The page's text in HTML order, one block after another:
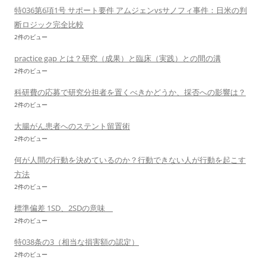
特036第6項1号 サポート要件 アムジェンvsサノフィ事件：日米の判
断ロジック完全比較
2件のビュー
practice gap とは？研究（成果）と臨床（実践）との間の溝
2件のビュー
科研費の応募で研究分担者を置くべきかどうか、採否への影響は？
2件のビュー
大腸がん患者へのステント留置術
2件のビュー
何が人間の行動を決めているのか？行動できない人が行動を起こす
方法
2件のビュー
標準偏差 1SD、2SDの意味
2件のビュー
特038条の3（相当な損害額の認定）
2件のビュー